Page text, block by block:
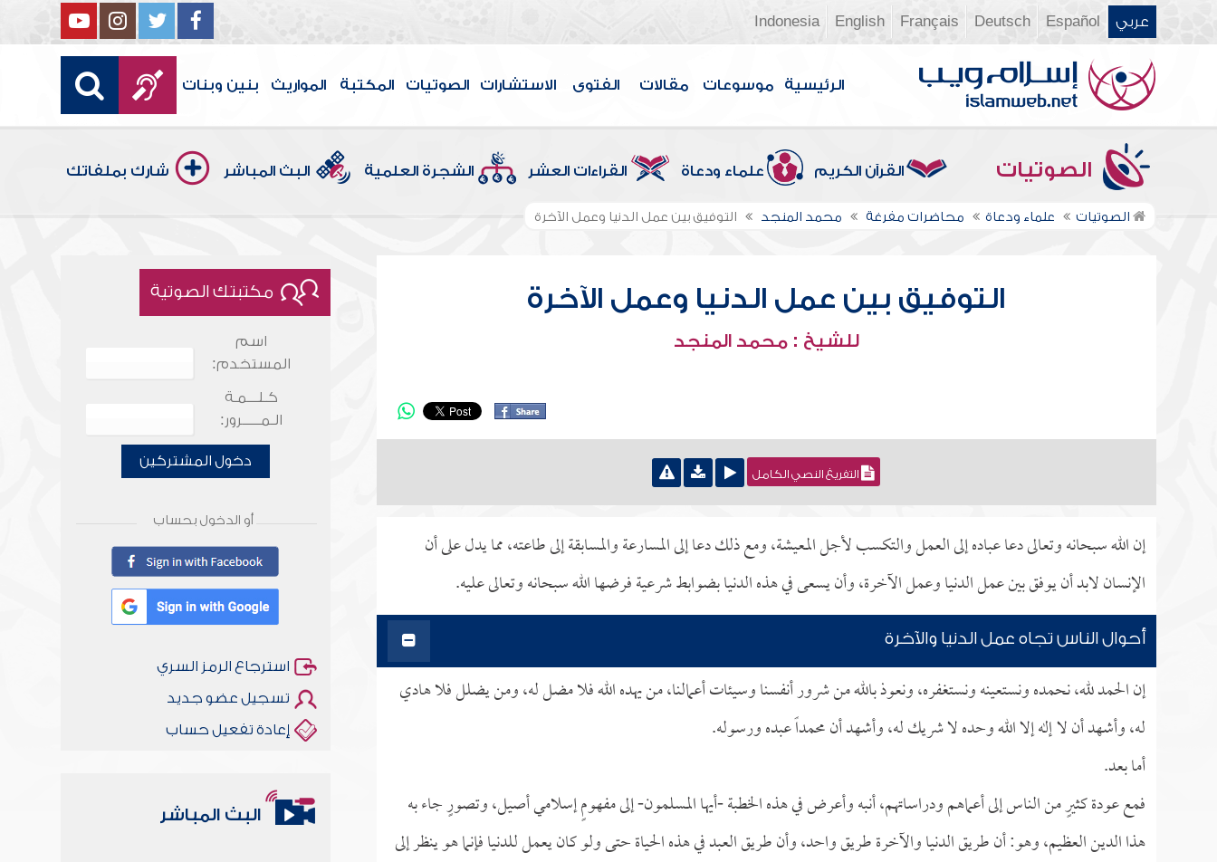
عربي Español
Deutsch
Français
English
Indonesia
الرئيسية موسوعات مقالات الفتوى الاستشارات الصوتيات المكتبة المواريث بنين وبنات
الصوتيات القرآن الكريم علماء ودعاة القراءات العشر الشجرة العلمية البث المباشر شارك بملفاتك
الصوتيات علماء ودعاة محاضرات مفرغة محمد المنجد التوفيق بين عمل الدنيا وعمل الآخرة
التوفيق بين عمل الدنيا وعمل الآخرة
للشيخ : محمد المنجد
التفريغ النصي الكامل
إن الله سبحانه وتعالى دعا عباده إلى العمل والتكسب لأجل المعيشة، ومع ذلك دعا إلى المسارعة والمسابقة إلى طاعته، مما يدل على أن
الإنسان لابد أن يوفق بين عمل الدنيا وعمل الآخرة، وأن يسعى في هذه الدنيا بضوابط شرعية فرضها الله سبحانه وتعالى عليه.
أحوال الناس تجاه عمل الدنيا والآخرة
إن الحمد لله، نحمده ونستعينه ونستغفره، ونعوذ بالله من شرور أنفسنا وسيئات أعمالنا، من يهده الله فلا مضل له، ومن يضلل فلا هادي
له، وأشهد أن لا إله إلا الله وحده لا شريك له، وأشهد أن محمداً عبده ورسوله.
أما بعد.
فمع عودة كثيرٍ من الناس إلى أعماهم ودراساتهم، أنبه وأعرض في هذه الخطبة -أيها المسلمون- إلى مفهومٍ إسلامي أصيل، وتصورٍ جاء به
هذا الدين العظيم، وهو: أن طريق الدنيا والآخرة طريق واحد، وأن طريق العبد في هذه الحياة حتى ولو كان يعمل للدنيا فإنما هو ينظر إلى
مكتبتك الصوتية
اسم
المستخدم:
كـلـــمـة
الـمـــــرور:
دخول المشتركين
أو الدخول بحساب
استرجاع الرمز السري
تسجيل عضو جديد
إعادة تفعيل حساب
البث المباشر